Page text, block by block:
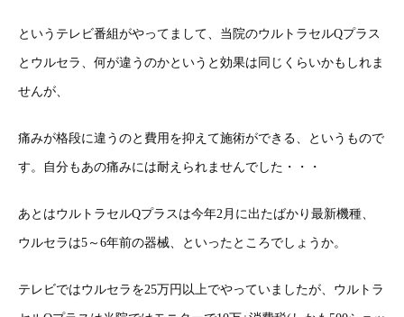
というテレビ番組がやってまして、当院のウルトラセルQプラス
とウルセラ、何が違うのかというと効果は同じくらいかもしれま
せんが、
痛みが格段に違うのと費用を抑えて施術ができる、というもので
す。自分もあの痛みには耐えられませんでした・・・
あとはウルトラセルQプラスは今年2月に出たばかり最新機種、
ウルセラは5～6年前の器械、といったところでしょうか。
テレビではウルセラを25万円以上でやっていましたが、ウルトラ